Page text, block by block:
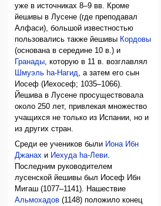
уже в источниках 8–9 вв. Кроме
йешивы в Лусене (где преподавал
Алфаси), большой известностью
пользовались также йешивы Кордовы
(основана в середине 10 в.) и
Гранады, которую в 11 в. возглавлял
Шмуэль hа-Нагид, а затем его сын
Иосеф (Иехосеф; 1035–1066).
Йешива в Лусене просуществовала
около 250 лет, привлекая множество
учащихся не только из Испании, но и
из других стран.
Среди ее учеников были Иона Ибн
Джанах и Иехуда hа-Леви
Последним руководителем
лусенской йешивы был Иосеф Ибн
Мигаш (1077–1141). Нашествие
Альмохадов (1148) положило конец